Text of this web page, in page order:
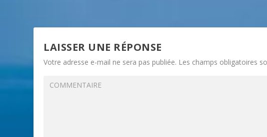
LAISSER UNE RÉPONSE
Votre adresse e-mail ne sera pas publiée. Les champs obligatoires